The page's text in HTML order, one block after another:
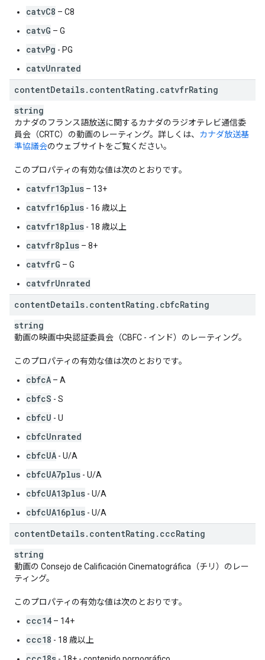
catvC8 – C8
catvG – G
catvPg - PG
catvUnrated
contentDetails. contentRating . catvfrRating
string
カナダのフランス語放送に関するカナダのラジオテレビ通信委
員会（CRTC）の動画のレーティング。詳しくは、 カナダ放送基
準協議会のウェブサイトをご覧ください。
このプロパティの有効な値は次のとおりです。
catvfr13plus – 13+
catvfr16plus - 16 歳以上
catvfr18plus - 18 歳以上
catvfr8plus – 8+
catvfrG – G
catvfrUnrated
contentDetails. contentRating . cbfcRating
string
動画の映画中央認証委員会（CBFC - インド）のレーティング。
このプロパティの有効な値は次のとおりです。
cbfcA – A
cbfcS - S
cbfcU - U
cbfcUnrated
cbfcUA - U/A
cbfcUA7plus - U/A
cbfcUA13plus - U/A
cbfcUA16plus - U/A
contentDetails. contentRating . cccRating
string
動画の Consejo de Calificación Cinematográfica（チリ）のレー
ティング。
このプロパティの有効な値は次のとおりです。
ccc14 – 14+
ccc18 - 18 歳以上